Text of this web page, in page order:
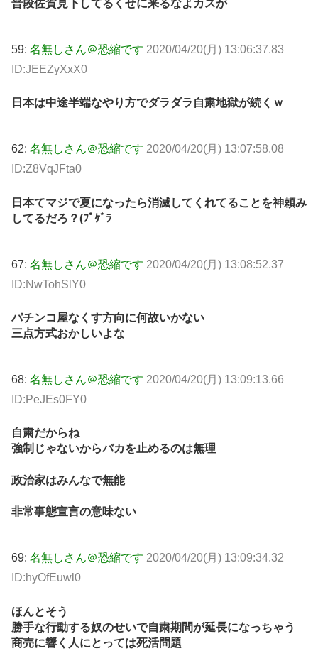
普段佐賀見下してるくせに来るなよカスが
59: 名無しさん＠恐縮です 2020/04/20(月) 13:06:37.83
ID:JEEZyXxX0
日本は中途半端なやり方でダラダラ自粛地獄が続くｗ
62: 名無しさん＠恐縮です 2020/04/20(月) 13:07:58.08
ID:Z8VqJFta0
日本てマジで夏になったら消滅してくれてることを神頼み
してるだろ？(ﾌﾟｹﾞﾗ
67: 名無しさん＠恐縮です 2020/04/20(月) 13:08:52.37
ID:NwTohSlY0
パチンコ屋なくす方向に何故いかない
三点方式おかしいよな
68: 名無しさん＠恐縮です 2020/04/20(月) 13:09:13.66
ID:PeJEs0FY0
自粛だからね
強制じゃないからバカを止めるのは無理
政治家はみんなで無能
非常事態宣言の意味ない
69: 名無しさん＠恐縮です 2020/04/20(月) 13:09:34.32
ID:hyOfEuwl0
ほんとそう
勝手な行動する奴のせいで自粛期間が延長になっちゃう
商売に響く人にとっては死活問題